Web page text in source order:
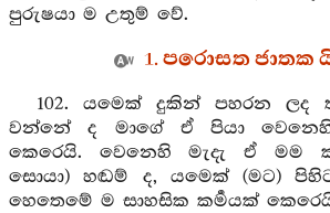
පුරුෂයා ම උතුම් වේ.
1. පරොසත ජාතක
102. යමෙක් දුකින් පහරන ලද
වන්නේ ද මාගේ ඒ පියා වෙනෙහි
කෙරෙයි. වෙනෙහි මැදැ ඒ මම
සොයා) හඬම් ද, යමෙක් (මට)
හෙතෙමේ ම සාහසික කර්‍මයක්